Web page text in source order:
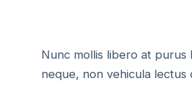
Nunc mollis libero at
neque, non vehicula lectus